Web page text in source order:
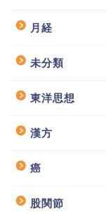
月経
未分類
東洋思想
漢方
癌
股関節